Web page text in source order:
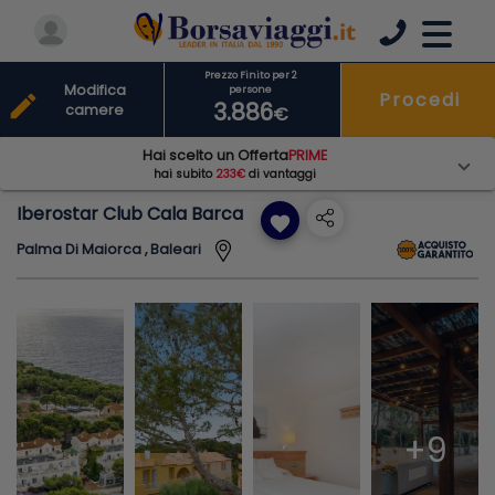
Iberostar Club Cala Barca favorite
Palma Di Maiorca , Baleari
+9
Prezzo Finito per 2
persone
3.886€
Procedi
edit
Modifica
camere
Hai scelto un OffertaPRIME
hai subito 233€di vantaggi